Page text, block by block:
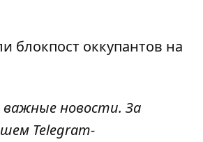
блокпост оккупантов на
новости. За
Telegram-